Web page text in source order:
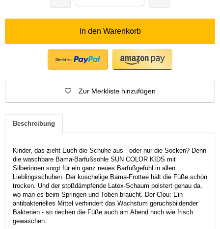
In den Warenkorb
Zur Merkliste hinzufügen
Beschreibung
Kinder, das zieht Euch die Schuhe aus - oder nur die Socken? Denn
die waschbare Bama-Barfußsohle SUN COLOR KIDS mit
Silberionen sorgt für ein ganz neues Barfußgefühl in allen
Lieblingsschuhen. Der kuschelige Bama-Frottee hält die Füße schön
trocken. Und der stoßdämpfende Latex-Schaum polstert genau da,
wo man es beim Springen und Toben braucht. Der Clou: Ein
antibakterielles Mittel verhindert das Wachstum geruchsbildender
Bakterien - so riechen die Füße auch am Abend noch wie frisch
gewaschen.